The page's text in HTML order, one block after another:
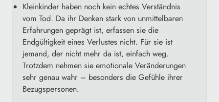
Kleinkinder haben noch kein echtes Verständnis
vom Tod. Da ihr Denken stark von unmittelbaren
Erfahrungen geprägt ist, erfassen sie die
Endgültigkeit eines Verlustes nicht. Für sie ist
jemand, der nicht mehr da ist, einfach weg.
Trotzdem nehmen sie emotionale Veränderungen
sehr genau wahr – besonders die Gefühle ihrer
Bezugspersonen.